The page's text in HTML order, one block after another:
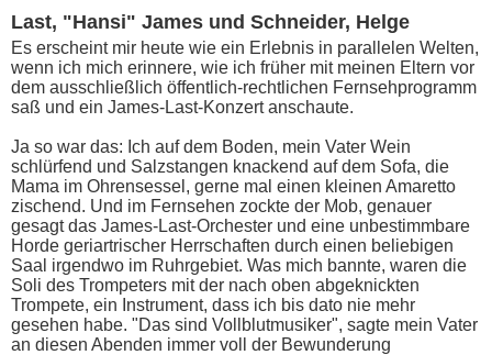
Last, "Hansi" James und Schneider, Helge
Es erscheint mir heute wie ein Erlebnis in parallelen Welten,
wenn ich mich erinnere, wie ich früher mit meinen Eltern vor
dem ausschließlich öffentlich-rechtlichen Fernsehprogramm
saß und ein James-Last-Konzert anschaute.
Ja so war das: Ich auf dem Boden, mein Vater Wein
schlürfend und Salzstangen knackend auf dem Sofa, die
Mama im Ohrensessel, gerne mal einen kleinen Amaretto
zischend. Und im Fernsehen zockte der Mob, genauer
gesagt das James-Last-Orchester und eine unbestimmbare
Horde geriartrischer Herrschaften durch einen beliebigen
Saal irgendwo im Ruhrgebiet. Was mich bannte, waren die
Soli des Trompeters mit der nach oben abgeknickten
Trompete, ein Instrument, dass ich bis dato nie mehr
gesehen habe. "Das sind Vollblutmusiker", sagte mein Vater
an diesen Abenden immer voll der Bewunderung